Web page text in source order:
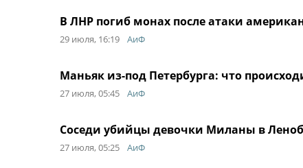
В ЛНР погиб монах после атаки
29 июля, 16:19 АиФ
Маньяк из-под Петербурга: что
27 июля, 05:45 АиФ
Соседи убийцы девочки Миланы в
27 июля, 05:25 АиФ